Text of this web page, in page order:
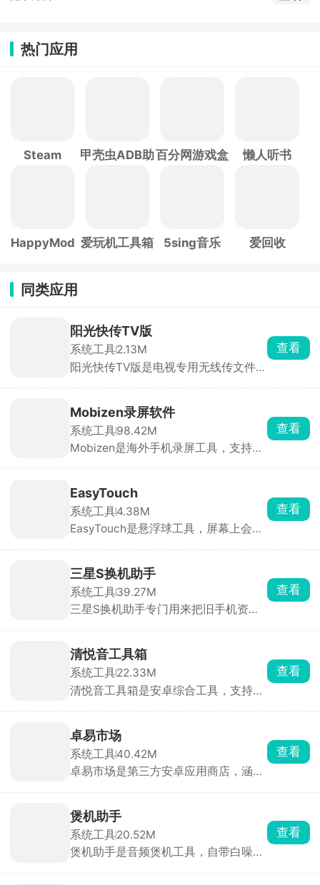
热门应用
Steam
甲壳虫ADB助百分网游戏盒
懒人听书
HappyMod 爱玩机工具箱 5sing音乐 爱回收
同类应用
阳光快传TV版
系统工具2.13M
阳光快传TV版是电视专用无线传文件工
传安装包、电影、图片，软件体积只有
2M 出头，极简无广告，给电视装软
件、传本地影片特别好用。
查看
Mobizen录屏软件
系统工具98.42M
Mobizen是海外手机录屏工具，支持高
60帧高帧率录制，玩王者、吃鸡录制连
招画面丝滑不卡顿。可以同时录手机内
部游戏音效 + 麦克风人声。自带剪辑，
录完直接出片。
查看
EasyTouch
系统工具4.38M
EasyTouch是悬浮球工具，屏幕上会飘
球就能完成绝大多数操作。点开悬浮面
板，一键开关 WiFi、蓝牙、移动流量、
手电筒、屏幕旋转、调亮度音量，打游
戏、看视频的时候不用切出页面改设
查看
三星S换机助手
系统工具39.27M
三星S换机助手专门用来把旧手机资料
都能搬，三星互传还能连带微信聊天记
录一起迁移。支持无线扫码连机，也能
用OTG线有线快传，还能把手机数据备
份到U盘或者电脑，是换三星手机必备
查看
清悦音工具箱
系统工具22.33M
清悦音工具箱是安卓综合工具，支持音
工具。界面清爽无开屏广告，安装包小
巧不占内存，剪辑配音、找歌下载、日
常小工具需求一个软件全部搞定。
查看
卓易市场
系统工具40.42M
卓易市场是第三方安卓应用商店，涵盖
本，有些在官方商店下架的工具、老游
戏，在这里基本都能找到。自带检测工
具分辨山寨捆绑软件。适合备用机装
机、寻找下架绝版软件使用。
查看
煲机助手
系统工具20.52M
煲机助手是音频煲机工具，自带白噪
查看